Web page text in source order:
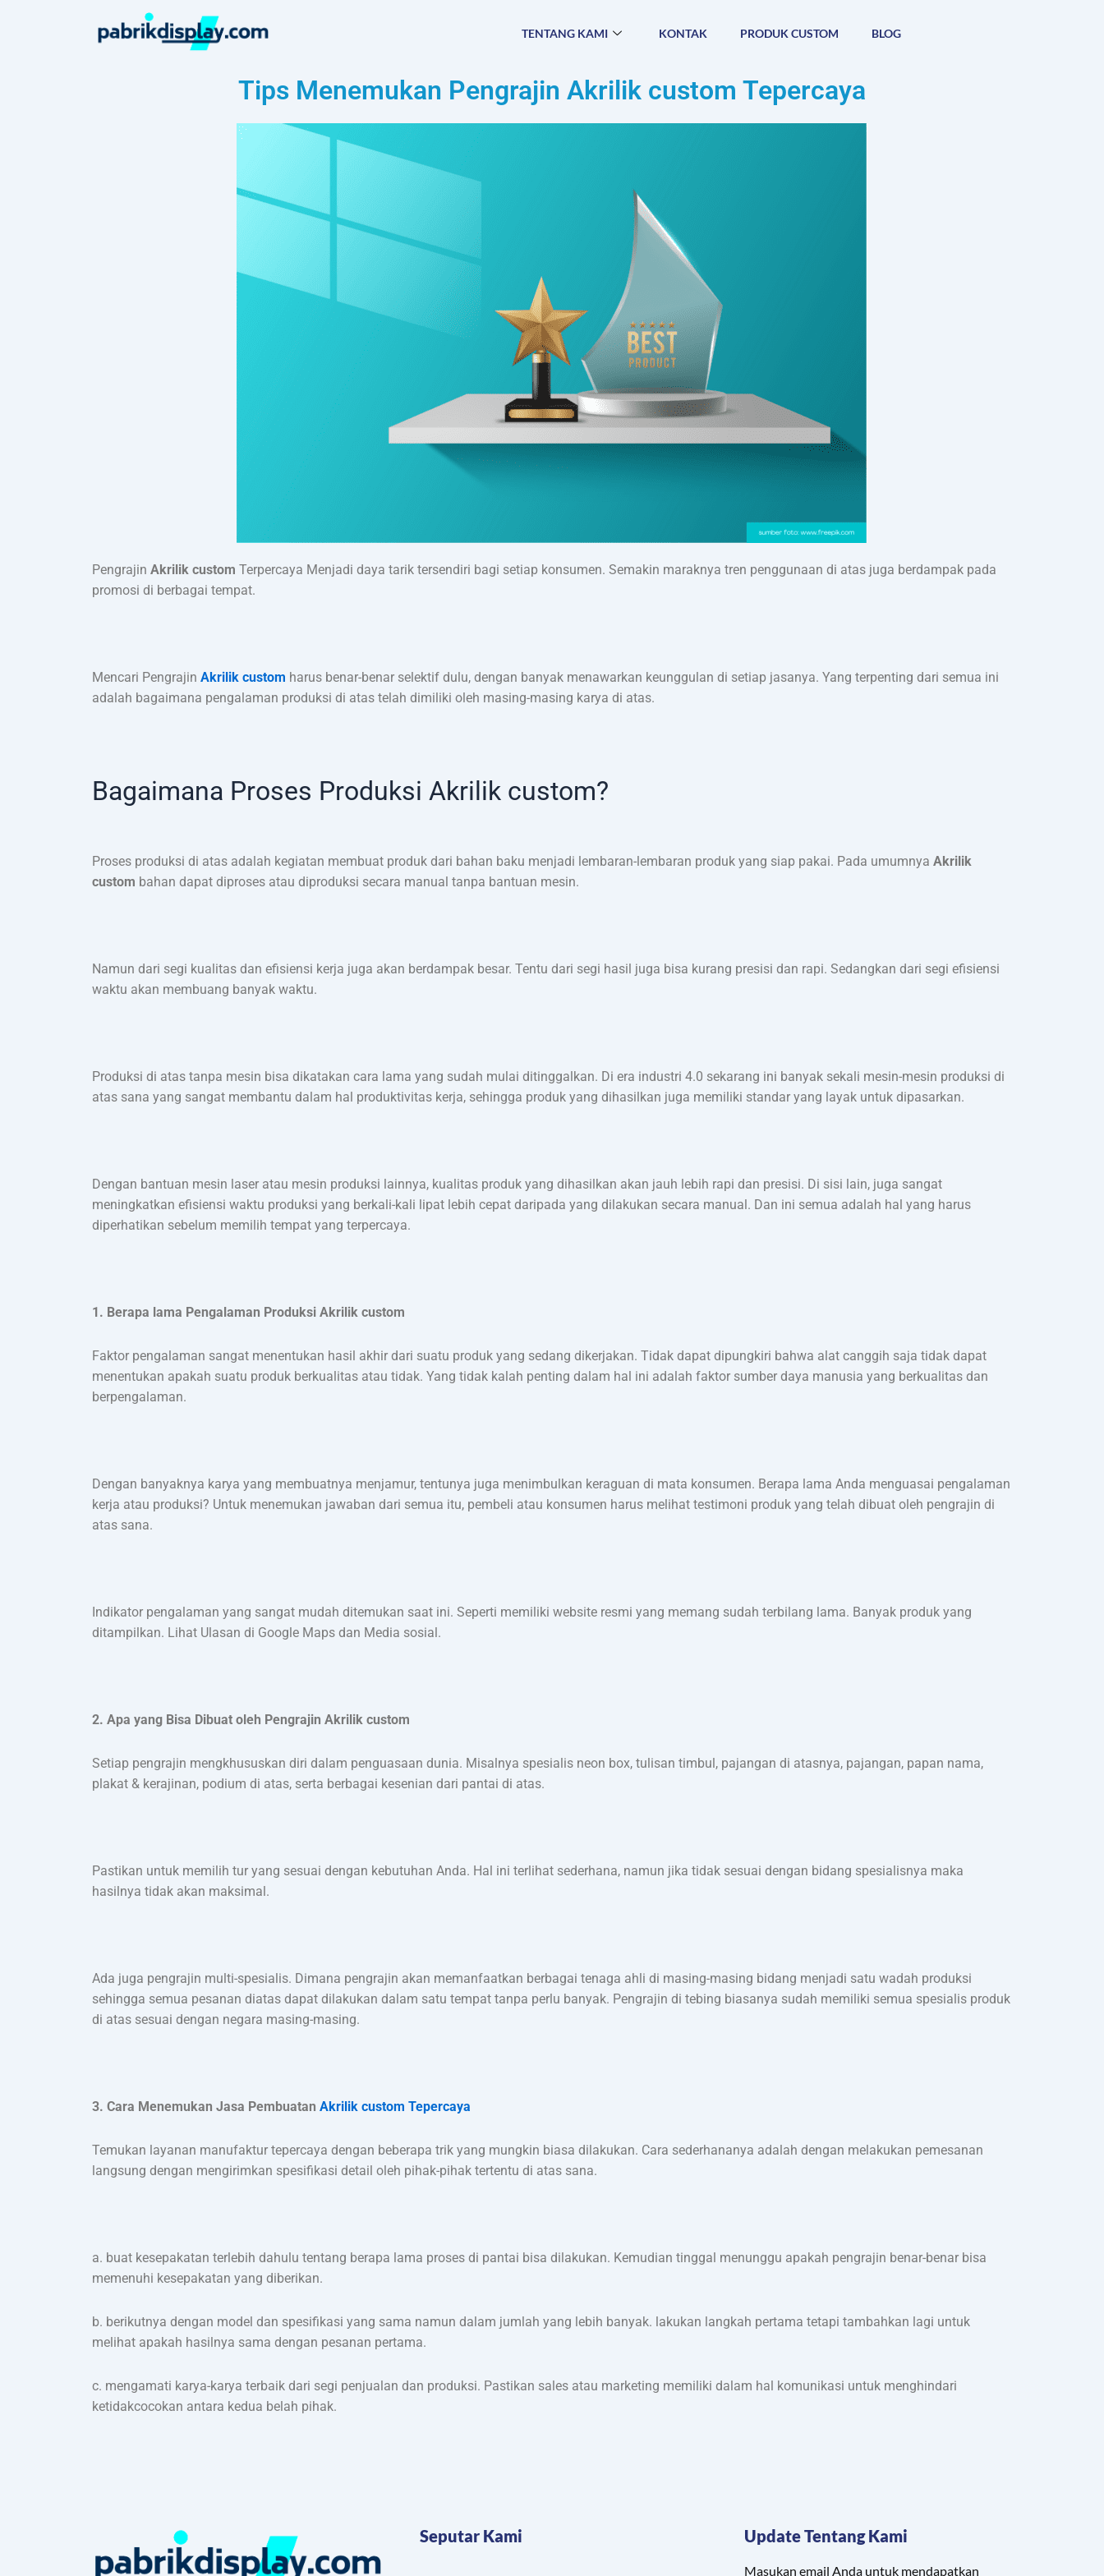
TENTANG KAMI KONTAK PRODUK CUSTOM BLOG
Tips Menemukan Pengrajin Akrilik custom Tepercaya
Pengrajin Akrilik custom Terpercaya Menjadi daya tarik tersendiri bagi setiap konsumen. Semakin maraknya tren penggunaan di atas juga berdampak pada
promosi di berbagai tempat.
Mencari Pengrajin Akrilik custom harus benar-benar selektif dulu, dengan banyak menawarkan keunggulan di setiap jasanya. Yang terpenting dari semua ini
adalah bagaimana pengalaman produksi di atas telah dimiliki oleh masing-masing karya di atas.
Bagaimana Proses Produksi Akrilik custom?
Proses produksi di atas adalah kegiatan membuat produk dari bahan baku menjadi lembaran-lembaran produk yang siap pakai. Pada umumnya Akrilik
custom bahan dapat diproses atau diproduksi secara manual tanpa bantuan mesin.
Namun dari segi kualitas dan efisiensi kerja juga akan berdampak besar. Tentu dari segi hasil juga bisa kurang presisi dan rapi. Sedangkan dari segi efisiensi
waktu akan membuang banyak waktu.
Produksi di atas tanpa mesin bisa dikatakan cara lama yang sudah mulai ditinggalkan. Di era industri 4.0 sekarang ini banyak sekali mesin-mesin produksi di
atas sana yang sangat membantu dalam hal produktivitas kerja, sehingga produk yang dihasilkan juga memiliki standar yang layak untuk dipasarkan.
Dengan bantuan mesin laser atau mesin produksi lainnya, kualitas produk yang dihasilkan akan jauh lebih rapi dan presisi. Di sisi lain, juga sangat
meningkatkan efisiensi waktu produksi yang berkali-kali lipat lebih cepat daripada yang dilakukan secara manual. Dan ini semua adalah hal yang harus
diperhatikan sebelum memilih tempat yang terpercaya.
1. Berapa lama Pengalaman Produksi Akrilik custom
Faktor pengalaman sangat menentukan hasil akhir dari suatu produk yang sedang dikerjakan. Tidak dapat dipungkiri bahwa alat canggih saja tidak dapat
menentukan apakah suatu produk berkualitas atau tidak. Yang tidak kalah penting dalam hal ini adalah faktor sumber daya manusia yang berkualitas dan
berpengalaman.
Dengan banyaknya karya yang membuatnya menjamur, tentunya juga menimbulkan keraguan di mata konsumen. Berapa lama Anda menguasai pengalaman
kerja atau produksi? Untuk menemukan jawaban dari semua itu, pembeli atau konsumen harus melihat testimoni produk yang telah dibuat oleh pengrajin di
atas sana.
Indikator pengalaman yang sangat mudah ditemukan saat ini. Seperti memiliki website resmi yang memang sudah terbilang lama. Banyak produk yang
ditampilkan. Lihat Ulasan di Google Maps dan Media sosial.
2. Apa yang Bisa Dibuat oleh Pengrajin Akrilik custom
Setiap pengrajin mengkhususkan diri dalam penguasaan dunia. Misalnya spesialis neon box, tulisan timbul, pajangan di atasnya, pajangan, papan nama,
plakat & kerajinan, podium di atas, serta berbagai kesenian dari pantai di atas.
Pastikan untuk memilih tur yang sesuai dengan kebutuhan Anda. Hal ini terlihat sederhana, namun jika tidak sesuai dengan bidang spesialisnya maka
hasilnya tidak akan maksimal.
Ada juga pengrajin multi-spesialis. Dimana pengrajin akan memanfaatkan berbagai tenaga ahli di masing-masing bidang menjadi satu wadah produksi
sehingga semua pesanan diatas dapat dilakukan dalam satu tempat tanpa perlu banyak. Pengrajin di tebing biasanya sudah memiliki semua spesialis produk
di atas sesuai dengan negara masing-masing.
3. Cara Menemukan Jasa Pembuatan Akrilik custom Tepercaya
Temukan layanan manufaktur tepercaya dengan beberapa trik yang mungkin biasa dilakukan. Cara sederhananya adalah dengan melakukan pemesanan
langsung dengan mengirimkan spesifikasi detail oleh pihak-pihak tertentu di atas sana.
a. buat kesepakatan terlebih dahulu tentang berapa lama proses di pantai bisa dilakukan. Kemudian tinggal menunggu apakah pengrajin benar-benar bisa
memenuhi kesepakatan yang diberikan.
b. berikutnya dengan model dan spesifikasi yang sama namun dalam jumlah yang lebih banyak. lakukan langkah pertama tetapi tambahkan lagi untuk
melihat apakah hasilnya sama dengan pesanan pertama.
c. mengamati karya-karya terbaik dari segi penjualan dan produksi. Pastikan sales atau marketing memiliki dalam hal komunikasi untuk menghindari
ketidakcocokan antara kedua belah pihak.
Seputar Kami Update Tentang Kami
Masukan email Anda untuk mendapatkan